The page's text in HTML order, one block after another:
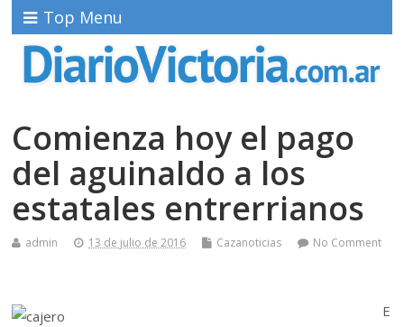
Top Menu
Comienza hoy el pago
del aguinaldo a los
estatales entrerrianos
admin 13 de julio de 2016 Cazanoticias No Comment
E